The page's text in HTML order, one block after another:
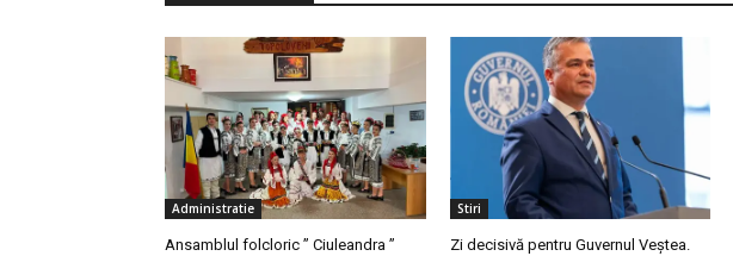
Administratie
Ansamblul folcloric ” Ciuleandra ”
Stiri
Zi decisivă pentru Guvernul Veștea.